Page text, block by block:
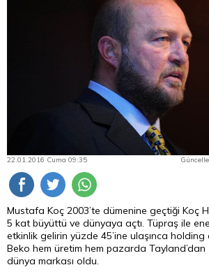
22.01.2016 Cuma 09:35
Mustafa Koç 2003’te dümenine geçtiği Koç
5 kat büyüttü ve dünyaya açtı. Tüpraş ile
etkinlik gelirin yüzde 45’ine ulaşınca holding
Beko hem üretim hem pazarda Tayland’dan
dünya markası oldu.